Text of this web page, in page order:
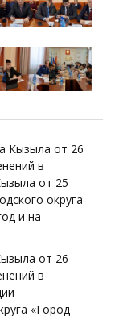
Кызыла от 26
в
от 25
округа
и на
от 26
в
«Город